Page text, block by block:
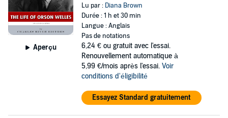
Aperçu
Lu par : Diana Brown
Durée : 1 h et 30 min
Langue : Anglais
Pas de notations
6,24 € ou gratuit avec l'essai.
Renouvellement automatique à
5,99 €/mois après l'essai. Voir
conditions d'éligibilité
Essayez Standard gratuitement